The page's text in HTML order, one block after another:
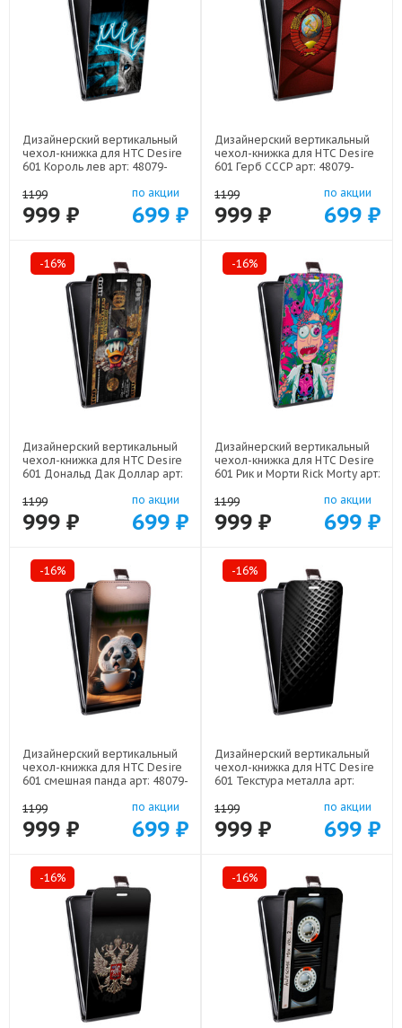
Дизайнерский вертикальный
чехол-книжка для HTC Desire
601 Король лев арт: 48079-
1199
999 ₽
по акции
699 ₽
Дизайнерский вертикальный
чехол-книжка для HTC Desire
601 Герб СССР арт: 48079-
1199
999 ₽
по акции
699 ₽
-16%
Дизайнерский вертикальный
чехол-книжка для HTC Desire
601 Дональд Дак Доллар арт:
1199
999 ₽
по акции
699 ₽
-16%
Дизайнерский вертикальный
чехол-книжка для HTC Desire
601 Рик и Морти Rick Morty арт:
1199
999 ₽
по акции
699 ₽
-16%
Дизайнерский вертикальный
чехол-книжка для HTC Desire
601 смешная панда арт: 48079-
1199
999 ₽
по акции
699 ₽
-16%
Дизайнерский вертикальный
чехол-книжка для HTC Desire
601 Текстура металла арт:
1199
999 ₽
по акции
699 ₽
-16% -16%